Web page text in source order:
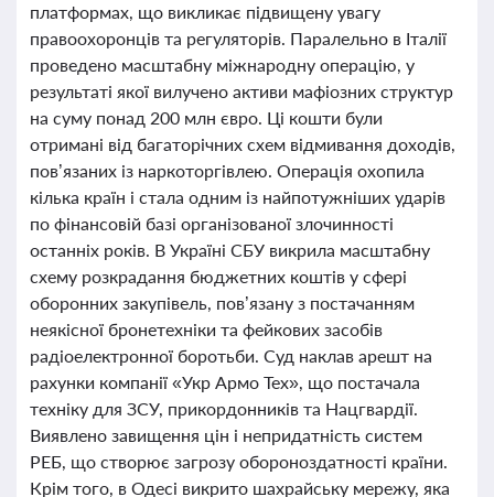
платформах, що викликає підвищену увагу
правоохоронців та регуляторів. Паралельно в Італії
проведено масштабну міжнародну операцію, у
результаті якої вилучено активи мафіозних структур
на суму понад 200 млн євро. Ці кошти були
отримані від багаторічних схем відмивання доходів,
пов’язаних із наркоторгівлею. Операція охопила
кілька країн і стала одним із найпотужніших ударів
по фінансовій базі організованої злочинності
останніх років. В Україні СБУ викрила масштабну
схему розкрадання бюджетних коштів у сфері
оборонних закупівель, пов’язану з постачанням
неякісної бронетехніки та фейкових засобів
радіоелектронної боротьби. Суд наклав арешт на
рахунки компанії «Укр Армо Тех», що постачала
техніку для ЗСУ, прикордонників та Нацгвардії.
Виявлено завищення цін і непридатність систем
РЕБ, що створює загрозу обороноздатності країни.
Крім того, в Одесі викрито шахрайську мережу, яка